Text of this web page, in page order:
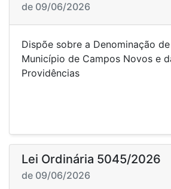
de 09/06/2026
Dispõe sobre a Denominação de
Município de Campos Novos e
Lei Ordinária 5045/2026
de 09/06/2026